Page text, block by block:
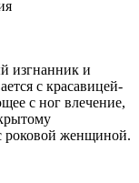
изгнанник и
с красавицей-
с ног влечение,
роковой женщиной.